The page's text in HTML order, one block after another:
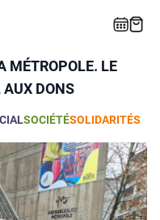
MÉTROPOLE. LE
AUX DONS
SOCIÉTÉSOLIDARITÉS